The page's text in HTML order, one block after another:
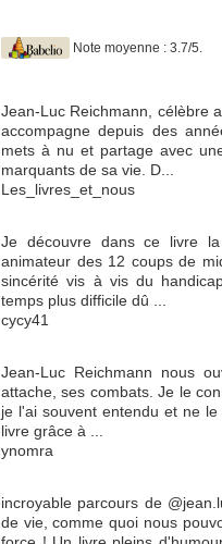
Note moyenne : 3.7/5.
Jean-Luc Reichmann, célèbre
accompagne depuis des
mets à nu et partage avec
marquants de sa vie. D...
Les_livres_et_nous
Je découvre dans ce livre
animateur des 12 coups de
sincérité vis à vis du
temps plus difficile dû ...
cycy41
Jean-Luc Reichmann nous
attache, ses combats. Je le
je l'ai souvent entendu et ne
livre grâce à ...
ynomra
incroyable parcours de
de vie, comme quoi nous